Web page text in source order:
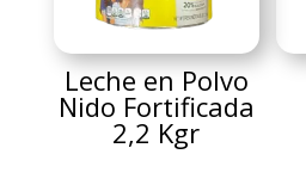
Leche en Polvo
Nido Fortificada
2,2 Kgr